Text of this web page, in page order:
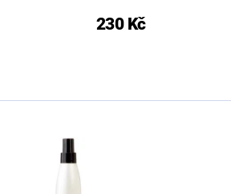
230 Kč